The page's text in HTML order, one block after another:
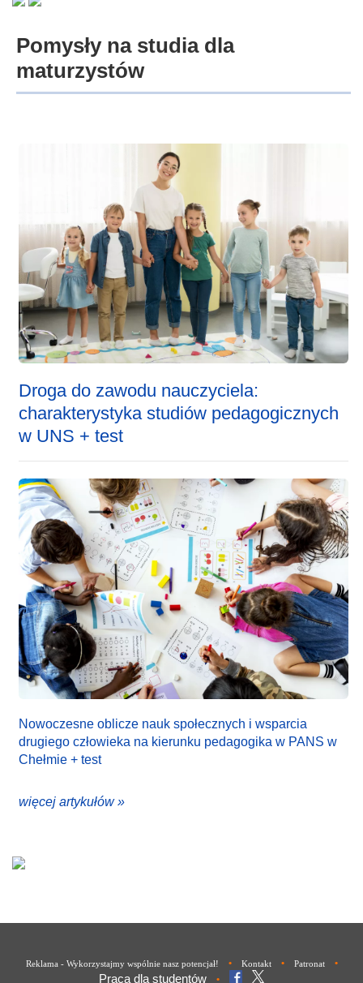
Pomysły na studia dla
maturzystów
Droga do zawodu nauczyciela:
charakterystyka studiów pedagogicznych
w UNS + test
Nowoczesne oblicze nauk społecznych i wsparcia
drugiego człowieka na kierunku pedagogika w PANS w
Chełmie + test
więcej artykułów »
Reklama - Wykorzystajmy wspólnie nasz potencjał! • Kontakt • Patronat •
Praca dla studentów •